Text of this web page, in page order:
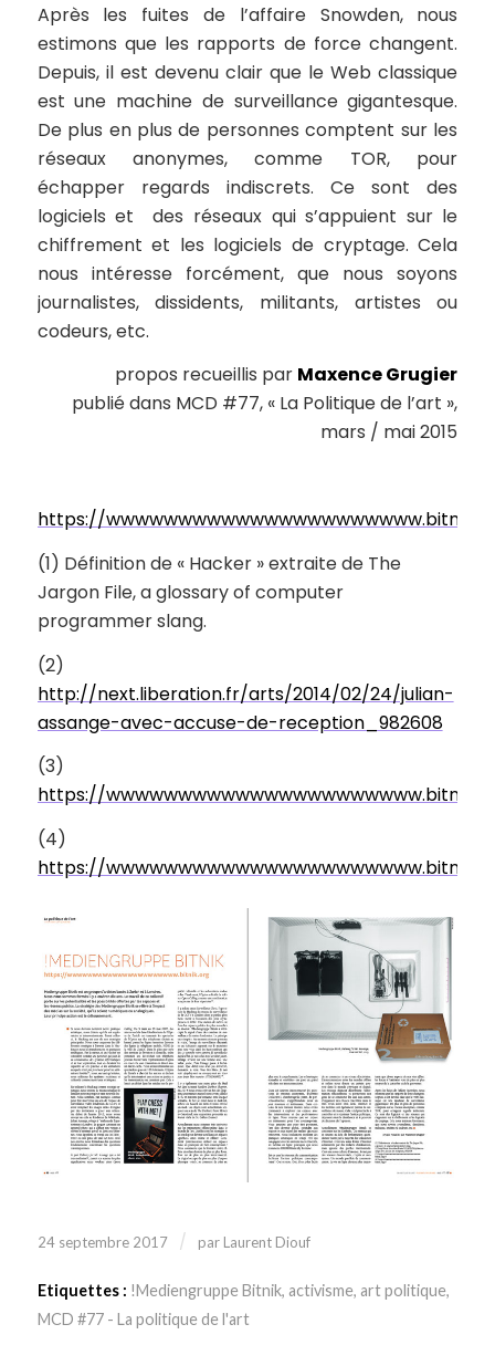
Après les fuites de l’affaire Snowden, nous
estimons que les rapports de force changent.
Depuis, il est devenu clair que le Web classique
est une machine de surveillance gigantesque.
De plus en plus de personnes comptent sur les
réseaux anonymes, comme TOR, pour
échapper regards indiscrets. Ce sont des
logiciels et des réseaux qui s’appuient sur le
chiffrement et les logiciels de cryptage. Cela
nous intéresse forcément, que nous soyons
journalistes, dissidents, militants, artistes ou
codeurs, etc.
propos recueillis par Maxence Grugier
publié dans MCD #77, « La Politique de l’art »,
mars / mai 2015
https://
(1) Définition de « Hacker » extraite de The
Jargon File, a glossary of computer
programmer slang.
(2)
http://next.liberation.fr/arts/2014/02/24/julian-
assange-avec-accuse-de-reception_982608
(3)
https://
(4)
https://
24 septembre 2017 / par Laurent Diouf
Etiquettes : !Mediengruppe Bitnik, activisme, art politique,
MCD #77 - La politique de l'art